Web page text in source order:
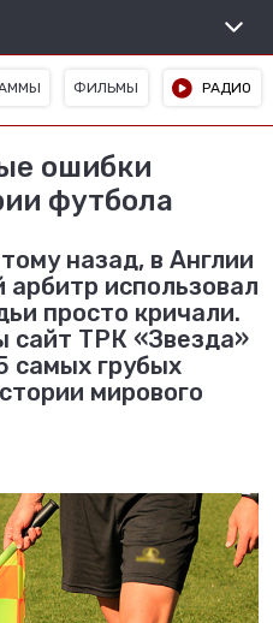
ФИЛЬМЫ РАДИО
ошибки
футбола
назад, в Англии
использовал
просто кричали.
сайт ТРК «Звезда»
самых грубых
мирового